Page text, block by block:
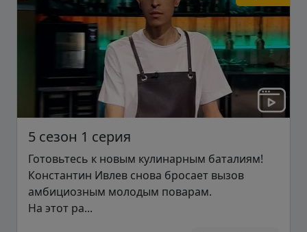
5 сезон 1 серия
Готовьтесь к новым кулинарным баталиям!
Константин Ивлев снова бросает вызов
амбициозным молодым поварам.
На этот ра...